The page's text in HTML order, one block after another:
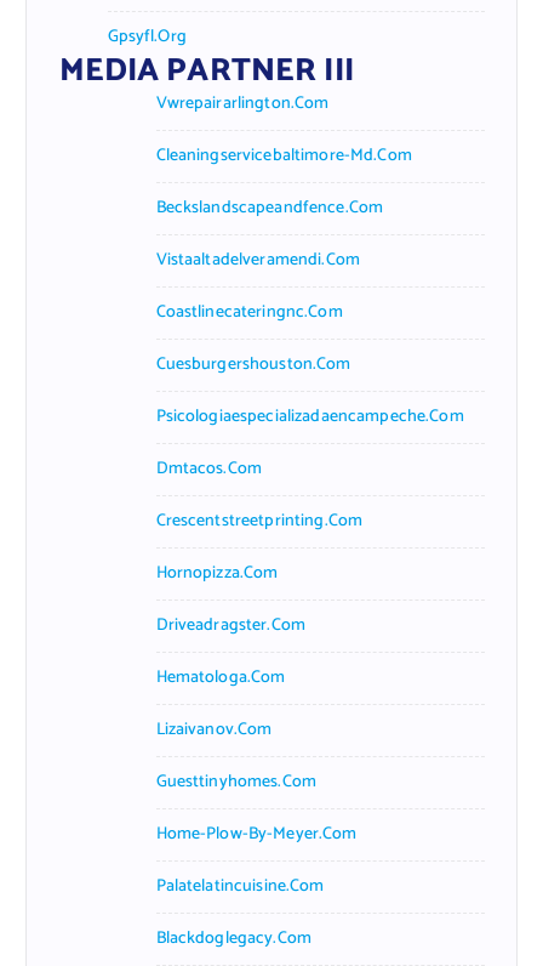
Gpsyfl.org
MEDIA PARTNER III
Vwrepairarlington.com
Cleaningservicebaltimore-Md.com
Beckslandscapeandfence.com
Vistaaltadelveramendi.com
Coastlinecateringnc.com
Cuesburgershouston.com
Psicologiaespecializadaencampeche.com
Dmtacos.com
Crescentstreetprinting.com
Hornopizza.com
Driveadragster.com
Hematologa.com
Lizaivanov.com
Guesttinyhomes.com
Home-Plow-By-Meyer.com
Palatelatincuisine.com
Blackdoglegacy.com